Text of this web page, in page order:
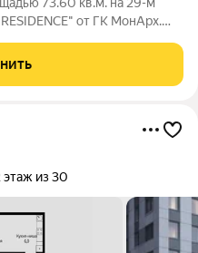
от ГК МонАрх.
городской жизнью и
этаж из 30